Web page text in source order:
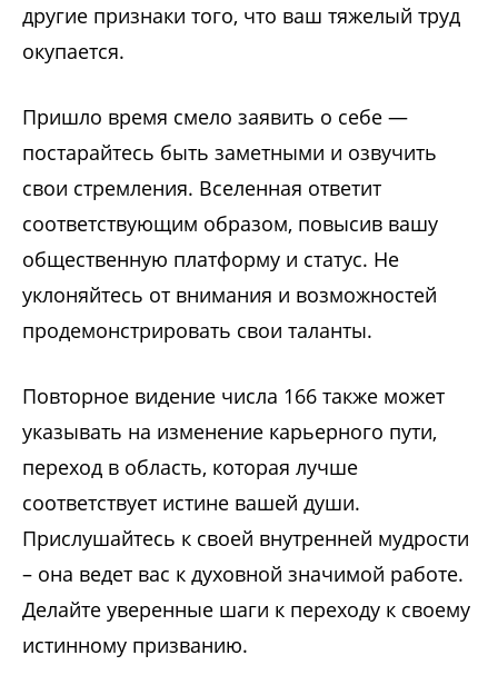
другие признаки того, что ваш тяжелый труд
окупается.
Пришло время смело заявить о себе —
постарайтесь быть заметными и озвучить
свои стремления. Вселенная ответит
соответствующим образом, повысив вашу
общественную платформу и статус. Не
уклоняйтесь от внимания и возможностей
продемонстрировать свои таланты.
Повторное видение числа 166 также может
указывать на изменение карьерного пути,
переход в область, которая лучше
соответствует истине вашей души.
Прислушайтесь к своей внутренней мудрости
– она ведет вас к духовной значимой работе.
Делайте уверенные шаги к переходу к своему
истинному призванию.